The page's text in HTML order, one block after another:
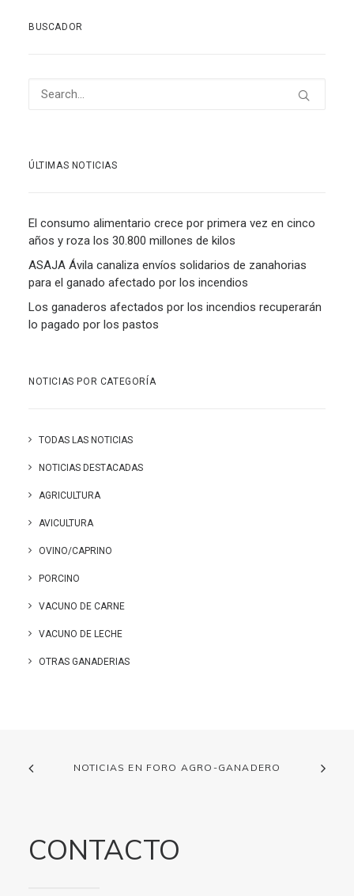
BUSCADOR
ÚLTIMAS NOTICIAS
El consumo alimentario crece por primera vez en cinco
años y roza los 30.800 millones de kilos
ASAJA Ávila canaliza envíos solidarios de zanahorias
para el ganado afectado por los incendios
Los ganaderos afectados por los incendios recuperarán
lo pagado por los pastos
NOTICIAS POR CATEGORÍA
TODAS LAS NOTICIAS
NOTICIAS DESTACADAS
AGRICULTURA
AVICULTURA
OVINO/CAPRINO
PORCINO
VACUNO DE CARNE
VACUNO DE LECHE
OTRAS GANADERIAS
NOTICIAS EN FORO AGRO-GANADERO
CONTACTO